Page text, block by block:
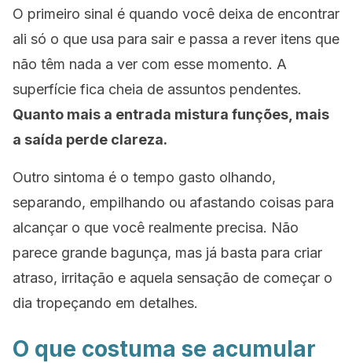
O primeiro sinal é quando você deixa de encontrar
ali só o que usa para sair e passa a rever itens que
não têm nada a ver com esse momento. A
superfície fica cheia de assuntos pendentes.
Quanto mais a entrada mistura funções, mais
a saída perde clareza.
Outro sintoma é o tempo gasto olhando,
separando, empilhando ou afastando coisas para
alcançar o que você realmente precisa. Não
parece grande bagunça, mas já basta para criar
atraso, irritação e aquela sensação de começar o
dia tropeçando em detalhes.
O que costuma se acumular